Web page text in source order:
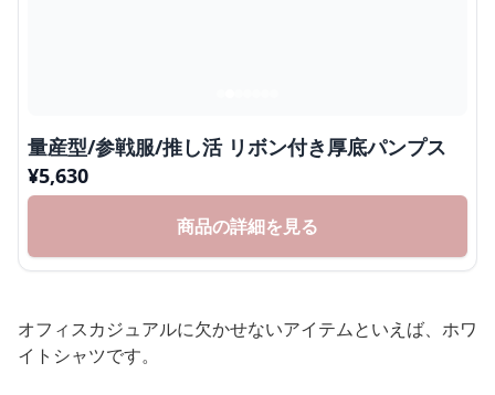
量産型/参戦服/推し活 リボン付き厚底パンプス
¥5,630
商品の詳細を見る
オフィスカジュアルに欠かせないアイテムといえば、ホワ
イトシャツです。